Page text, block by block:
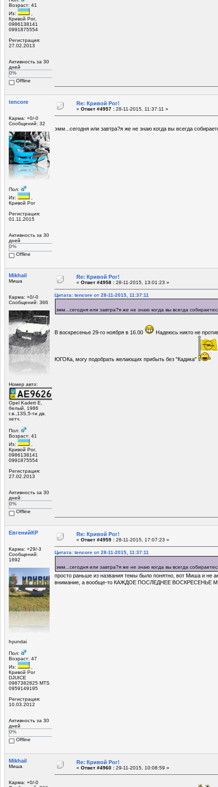
Возраст: 41
Из:
,
Кривой Рог,
0986138141
0991875554
Регистрация:
27.02.2013
Активность за 30
дней
0%
Offline
tencore
Карма: +0/-0
Сообщений: 32
Пол:
Из:
Кривой Рог
Регистрация:
01.11.2015
Активность за 30
дней
0%
Offline
Re: Кривой Рог!
« Ответ #4957 : 28-11-2015, 11:37:11 »
эмм...сегодня или завтра?я же не знаю когда вы всегда
Mikhail
Миша
Карма: +0/-0
Сообщений: 366
Номер авто:
Opel Kadett E,
белый, 1986
г.в.,13S,5-ти дв.
хетч.
Пол:
Возраст: 41
Из:
,
Кривой Рог,
0986138141
0991875554
Регистрация:
27.02.2013
Активность за 30
дней
0%
Offline
Re: Кривой Рог!
« Ответ #4958 : 28-11-2015, 13:01:23 »
Цитата: tencore от 28-11-2015, 11:37:11
эмм...сегодня или завтра?я же не знаю когда вы всегда
В воскресенье 29-го ноября в 16.00 Надеюсь никто не
ЮГОКа, могу подобрать желающих прибыть без "Кадика"
ЕвгенийКР
Карма: +29/-3
Сообщений:
1692
hyundai
Пол:
Возраст: 47
Из:
Кривой Рог
DJUICE
0987382825 MTS
0959149195
Регистрация:
10.03.2012
Активность за 30
дней
0%
Offline
Re: Кривой Рог!
« Ответ #4959 : 28-11-2015, 17:07:23 »
Цитата: tencore от 28-11-2015, 11:37:11
эмм...сегодня или завтра?я же не знаю когда вы всегда
просто раньше из названия темы было понятно, вот Миша и не
внимание, а вообще-то КАЖДОЕ ПОСЛЕДНЕЕ ВОСКРЕСЕНЬЕ
Mikhail
Миша
Карма: +0/-0
Re: Кривой Рог!
« Ответ #4960 : 29-11-2015, 10:08:59 »